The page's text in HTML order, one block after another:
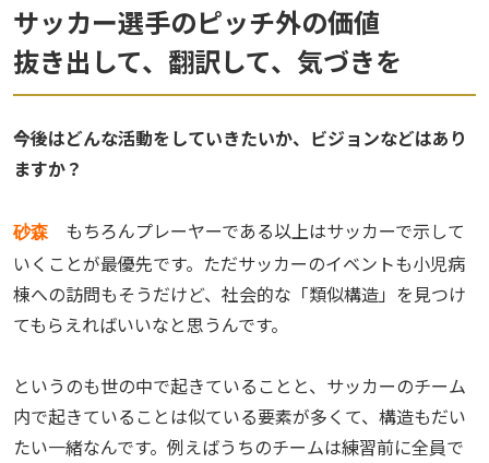
サッカー選手のピッチ外の価値
抜き出して、翻訳して、気づきを
――今後はどんな活動をしていきたいか、ビジョンなどはあり
ますか？
砂森
もちろんプレーヤーである以上はサッカーで示して
いくことが最優先です。ただサッカーのイベントも小児病
棟への訪問もそうだけど、社会的な「類似構造」を見つけ
てもらえればいいなと思うんです。
というのも世の中で起きていることと、サッカーのチーム
内で起きていることは似ている要素が多くて、構造もだい
たい一緒なんです。例えばうちのチームは練習前に全員で